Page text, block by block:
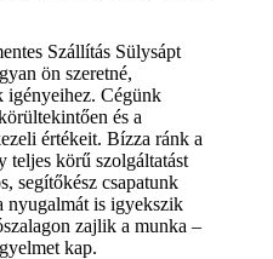
Szállítás Sülysápt
ön szeretné,
igényeihez. Cégünk
és a
értékeit. Bízza ránk a
teljes körű szolgáltatást
segítőkész csapatunk
nyugalmát is igyekszik
zajlik a munka –
kap.